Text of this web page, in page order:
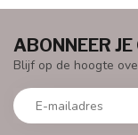
ABONNEER
Blijf op de hoogte